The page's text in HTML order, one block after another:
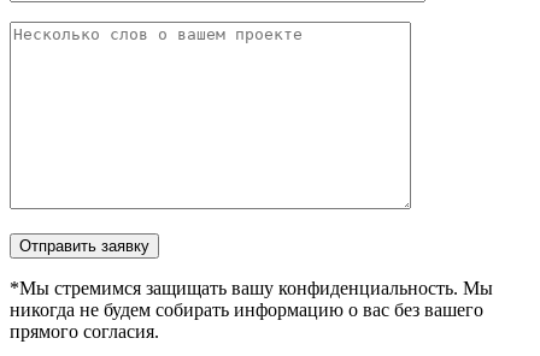
Отправить заявку
*Мы стремимся защищать вашу конфиденциальность. Мы
никогда не будем собирать информацию о вас без вашего
прямого согласия.